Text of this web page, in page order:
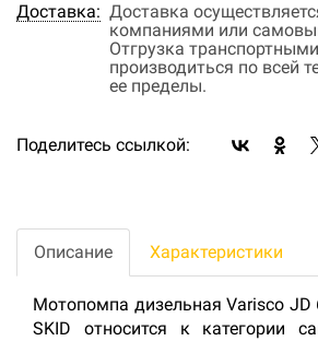
Доставка: Доставка
компаниями или
Отгрузка
производиться по всей
ее пределы.
Поделитесь ссылкой:
Описание Характеристики
Мотопомпа дизельная Varisco JD
SKID относится к категории